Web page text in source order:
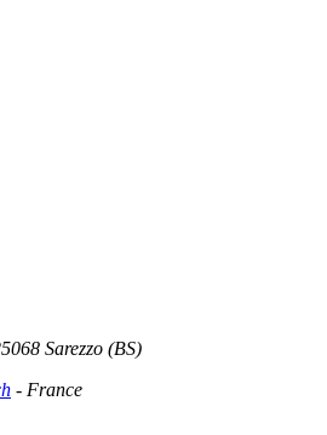
Sarezzo (BS)
- France